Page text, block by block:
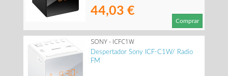
44,03 €
Comprar
SONY - ICFC1W
Despertador Sony ICF-C1W/ Radio
FM